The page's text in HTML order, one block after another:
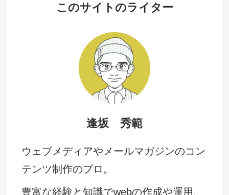
このサイトのライター
逢坂 秀範
ウェブメディアやメールマガジンのコン
テンツ制作のプロ。
豊富な経験と知識でwebの作成や運用、